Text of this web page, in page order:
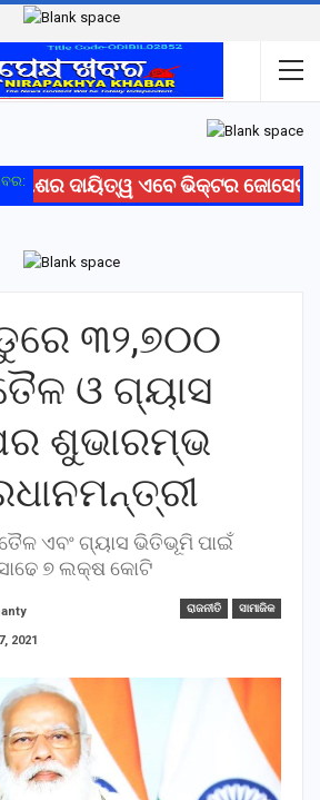
ଦାୟିତ୍ୱ ଏବେ ଭିକ୍ଟର
୩୨,୭୦୦
ଓ ଗ୍ୟାସ
ଶୁଭାରମ୍ଭ
ତୈଳ ଏବଂ ଗ୍ୟାସ ଭିତିଭୂମି ପାଇଁ
୭ ଲକ୍ଷ କୋଟି
ରାଜନୀତି ସାମାଜିକ
2021